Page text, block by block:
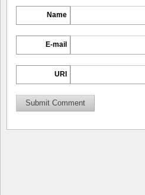
Name
E-mail
URI